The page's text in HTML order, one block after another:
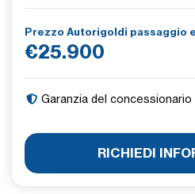
Prezzo Autorigoldi passaggio
€25.900
Garanzia del concessionario
RICHIEDI